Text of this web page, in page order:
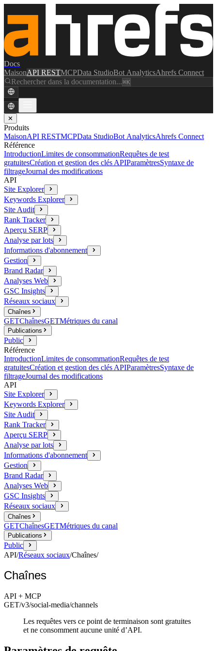
Docs
MaisonAPI RESTMCPData StudioBot AnalyticsAhrefs Connect
Rechercher dans la documentation...⌘K
✕
Produits
MaisonAPI RESTMCPData StudioBot AnalyticsAhrefs Connect
Référence
IntroductionLimites de consommationRequêtes de test
gratuitesCréation et gestion des clés APIParamètresSyntaxe de
filtrageJournal des modifications
API
Site Explorer
Keywords Explorer
Site Audit
Rank Tracker
Aperçu SERP
Analyse par lots
Informations d'abonnement
Gestion
Brand Radar
Analyses Web
GSC Insights
Réseaux sociaux
Chaînes
GETChaînesGETMétriques du canal
Publications
Public
Référence
IntroductionLimites de consommationRequêtes de test
gratuitesCréation et gestion des clés APIParamètresSyntaxe de
filtrageJournal des modifications
API
Site Explorer
Keywords Explorer
Site Audit
Rank Tracker
Aperçu SERP
Analyse par lots
Informations d'abonnement
Gestion
Brand Radar
Analyses Web
GSC Insights
Réseaux sociaux
Chaînes
GETChaînesGETMétriques du canal
Publications
Public
API/Réseaux sociaux/Chaînes/
Chaînes
API + MCP
GET/v3/social-media/channels
Les requêtes vers ce point de terminaison sont gratuites
et ne consomment aucune unité d’API.